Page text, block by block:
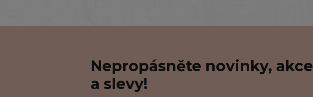
Nepropásněte novinky, akce
a slevy!